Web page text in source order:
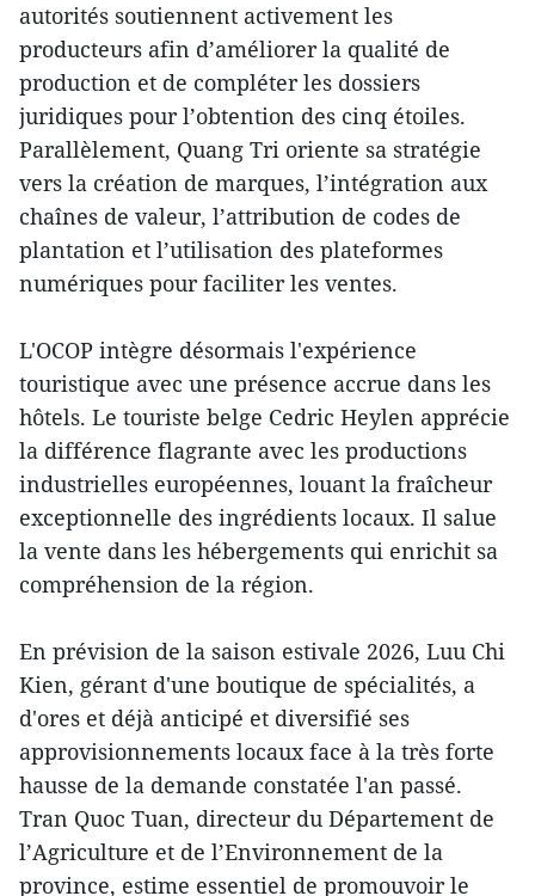
autorités soutiennent activement les
producteurs afin d’améliorer la qualité de
production et de compléter les dossiers
juridiques pour l’obtention des cinq étoiles.
Parallèlement, Quang Tri oriente sa stratégie
vers la création de marques, l’intégration aux
chaînes de valeur, l’attribution de codes de
plantation et l’utilisation des plateformes
numériques pour faciliter les ventes.
L'OCOP intègre désormais l'expérience
touristique avec une présence accrue dans les
hôtels. Le touriste belge Cedric Heylen apprécie
la différence flagrante avec les productions
industrielles européennes, louant la fraîcheur
exceptionnelle des ingrédients locaux. Il salue
la vente dans les hébergements qui enrichit sa
compréhension de la région.
En prévision de la saison estivale 2026, Luu Chi
Kien, gérant d'une boutique de spécialités, a
d'ores et déjà anticipé et diversifié ses
approvisionnements locaux face à la très forte
hausse de la demande constatée l'an passé.
Tran Quoc Tuan, directeur du Département de
l’Agriculture et de l’Environnement de la
province, estime essentiel de promouvoir le